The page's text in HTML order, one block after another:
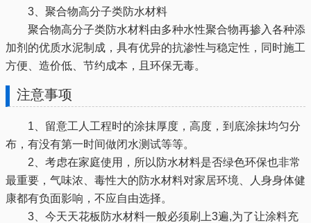
3、聚合物高分子类防水材料
聚合物高分子类防水材料由多种水性聚合物再掺入各种添
加剂的优质水泥制成，具有优异的抗渗性与稳定性，同时施工
方便、造价低、节约成本，且环保无毒。
注意事项
1、留意工人工程时的涂抹厚度，高度，到底涂抹均匀分
布，有没有第一时间做闭水测试等等。
2、考虑在家庭使用，所以防水材料是否绿色环保也非常
最重要，气味浓、毒性大的防水材料对家居环境、人身身体健
康都有负面影响，不应自由选择。
3、今天天花板防水材料一般必须刷上3遍,为了让涂料充